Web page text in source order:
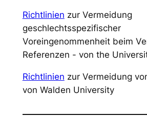
Richtlinien zur Vermeidung
geschlechtsspezifischer
Voreingenommenheit beim
Referenzen - von the
Richtlinien zur Vermeidung
von Walden University